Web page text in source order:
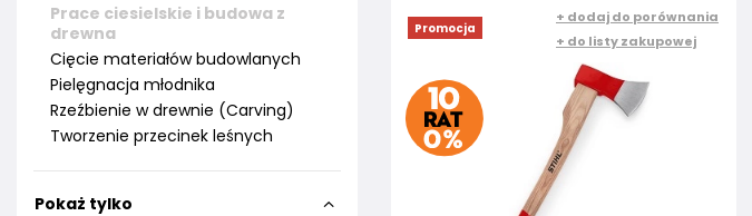
Prace ciesielskie i budowa z
drewna
Cięcie materiałów budowlanych
Pielęgnacja młodnika
Rzeźbienie w drewnie (Carving)
Tworzenie przecinek leśnych
Pokaż tylko
Promocja
+ dodaj do porównania
+ do listy zakupowej